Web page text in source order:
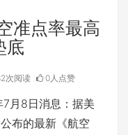
准点率最高
底
次阅读 0人点赞
8日消息：据美
布的最新《航空